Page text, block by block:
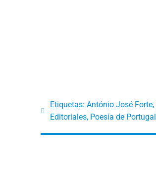
Etiquetas: António José Forte,
Editoriales, Poesía de Portugal